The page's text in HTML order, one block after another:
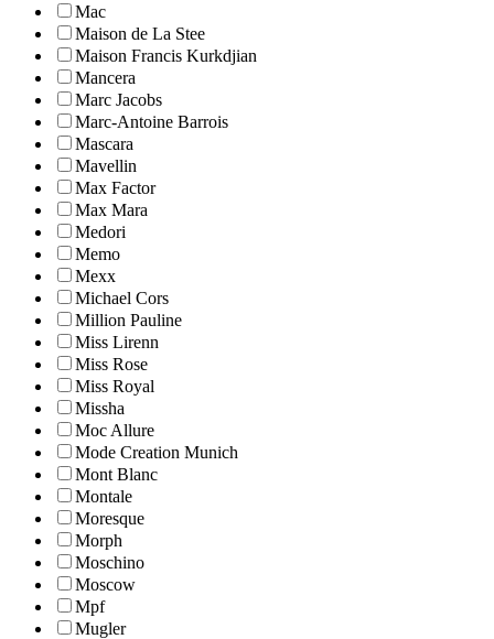
Mac
Maison de La Stee
Maison Francis Kurkdjian
Mancera
Marc Jacobs
Marc-Antoine Barrois
Mascara
Mavellin
Max Factor
Max Mara
Medori
Memo
Mexx
Michael Cors
Million Pauline
Miss Lirenn
Miss Rose
Miss Royal
Missha
Moc Allure
Mode Creation Munich
Mont Blanc
Montale
Moresque
Morph
Moschino
Moscow
Mpf
Mugler